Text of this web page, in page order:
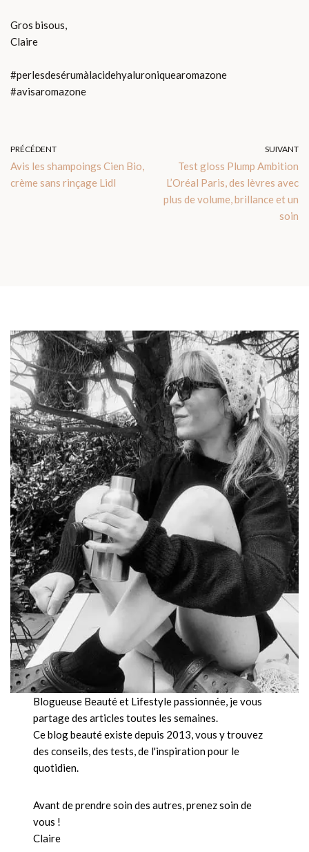
Gros bisous,
Claire
#perlesdesérumàlacidehyaluroniquearomazone
#avisaromazone
PRÉCÉDENT
Avis les shampoings Cien Bio,
crème sans rinçage Lidl
SUIVANT
Test gloss Plump Ambition
L’Oréal Paris, des lèvres avec
plus de volume, brillance et un
soin
Blogueuse Beauté et Lifestyle passionnée, je vous
partage des articles toutes les semaines.
Ce blog beauté existe depuis 2013, vous y trouvez
des conseils, des tests, de l'inspiration pour le
quotidien.
Avant de prendre soin des autres, prenez soin de
vous !
Claire